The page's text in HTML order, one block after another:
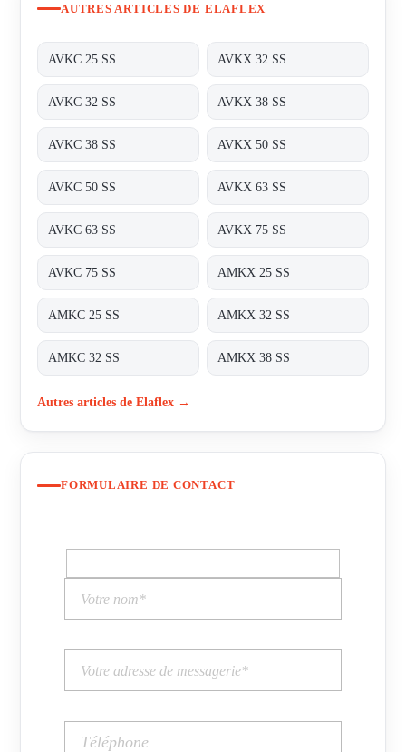
AUTRES ARTICLES DE ELAFLEX
AVKC 25 SS AVKX 32 SS
AVKC 32 SS AVKX 38 SS
AVKC 38 SS AVKX 50 SS
AVKC 50 SS AVKX 63 SS
AVKC 63 SS AVKX 75 SS
AVKC 75 SS AMKX 25 SS
AMKC 25 SS AMKX 32 SS
AMKC 32 SS AMKX 38 SS
Autres articles de Elaflex →
FORMULAIRE DE CONTACT